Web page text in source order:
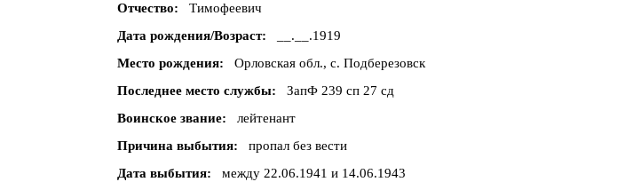
Отчество
Тимофеевич
Дата рождения/Возраст
__.__.1919
Место рождения
Орловская обл., с. Подберезовск
Последнее место службы
ЗапФ 239 сп 27 сд
Воинское звание
лейтенант
Причина выбытия
пропал без вести
Дата выбытия
между 22.06.1941 и 14.06.1943